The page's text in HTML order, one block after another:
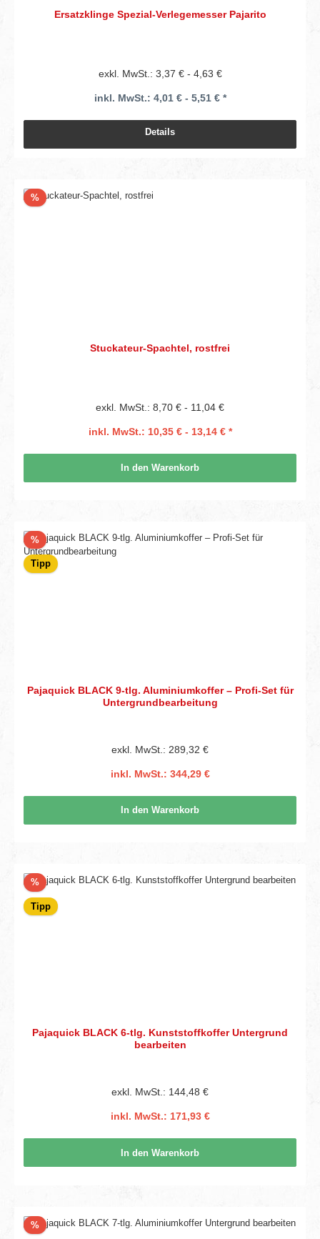
Ersatzklinge Spezial-Verlegemesser Pajarito
exkl. MwSt.: 3,37 € - 4,63 €
inkl. MwSt.: 4,01 € - 5,51 € *
Details
%Rabatt
Stuckateur-Spachtel, rostfrei
exkl. MwSt.: 8,70 € - 11,04 €
inkl. MwSt.: 10,35 € - 13,14 € *
In den Warenkorb
%Rabatt
Tipp
Pajaquick BLACK 9-tlg. Aluminiumkoffer – Profi-Set für
Untergrundbearbeitung
exkl. MwSt.: 289,32 €
inkl. MwSt.: 344,29 €
In den Warenkorb
%Rabatt
Tipp
Pajaquick BLACK 6-tlg. Kunststoffkoffer Untergrund
bearbeiten
exkl. MwSt.: 144,48 €
inkl. MwSt.: 171,93 €
In den Warenkorb
%Rabatt